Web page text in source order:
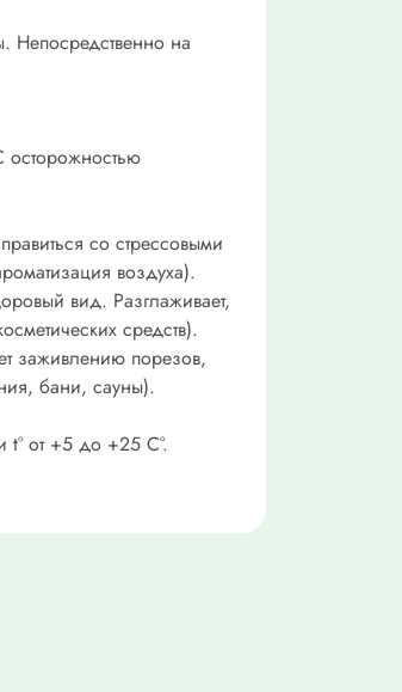
Непосредственно на
осторожностью
со стрессовыми
воздуха).
вид. Разглаживает,
средств).
заживлению порезов,
бани, сауны).
t° от +5 до +25 С°.